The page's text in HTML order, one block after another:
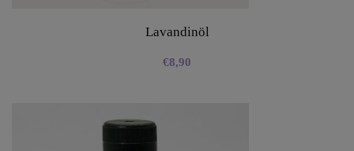
Lavandinöl
€8,90